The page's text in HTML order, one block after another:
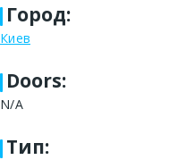
Город:
Киев
Doors:
N/A
Тип: